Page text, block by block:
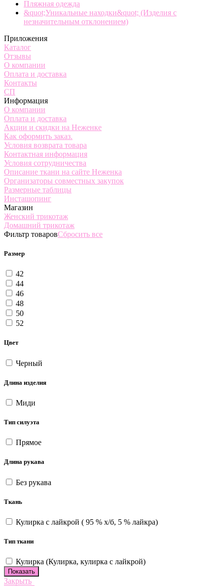
Пляжная одежда
&quot;Уникальные находки&quot; (Изделия с
незначительным отклонением)
Приложения
Каталог
Отзывы
О компании
Оплата и доставка
Контакты
СП
Информация
О компании
Оплата и доставка
Акции и скидки на Неженке
Как оформить заказ.
Условия возврата товара
Контактная информация
Условия сотрудничества
Описание ткани на сайте Неженка
Организаторы совместных закупок
Размерные таблицы
Инсташопинг
Магазин
Женский трикотаж
Домашний трикотаж
Фильтр товаровСбросить все
Размер
42
44
46
48
50
52
Цвет
Черный
Длина изделия
Миди
Тип силуэта
Прямое
Длина рукава
Без рукава
Ткань
Кулирка с лайкрой ( 95 % х/б, 5 % лайкра)
Тип ткани
Кулирка (Кулирка, кулирка с лайкрой)
Закрыть